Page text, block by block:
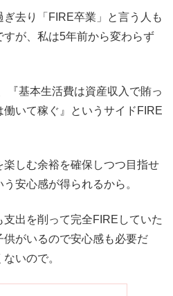
去り「FIRE卒業」と言う人も
が、私は5年前から変わらず
『基本生活費は資産収入で賄っ
いて稼ぐ』というサイドFIRE
しむ余裕を確保しつつ目指せ
安心感が得られるから。
出を削って完全FIREしていた
がいるので安心感も必要だ
いので。